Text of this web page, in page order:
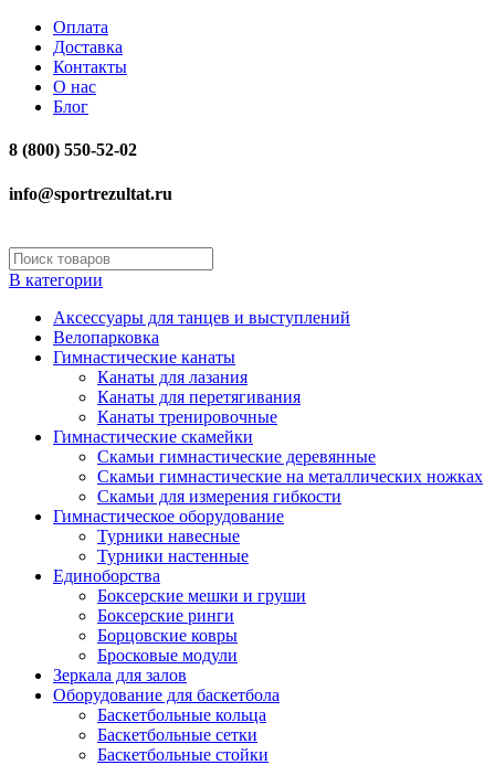
Оплата
Доставка
Контакты
О нас
Блог
8 (800) 550-52-02
info@sportrezultat.ru
В категории
Аксессуары для танцев и выступлений
Велопарковка
Гимнастические канаты
Канаты для лазания
Канаты для перетягивания
Канаты тренировочные
Гимнастические скамейки
Скамьи гимнастические деревянные
Скамьи гимнастические на металлических ножках
Скамьи для измерения гибкости
Гимнастическое оборудование
Турники навесные
Турники настенные
Единоборства
Боксерские мешки и груши
Боксерские ринги
Борцовские ковры
Бросковые модули
Зеркала для залов
Оборудование для баскетбола
Баскетбольные кольца
Баскетбольные сетки
Баскетбольные стойки